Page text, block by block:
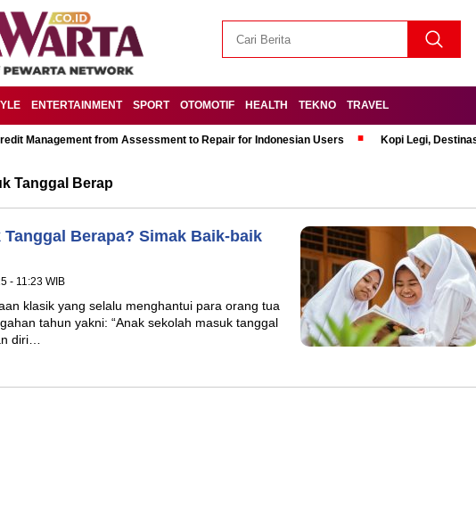
ENTERTAINMENT SPORT OTOMOTIF HEALTH TEKNO TRAVEL
Management from Assessment to Repair for Indonesian Users Kopi Legi,
Tanggal Berap
Berapa? Simak Baik-baik
- 11:23 WIB
klasik yang selalu menghantui para orang tua
tahun yakni: “Anak sekolah masuk tanggal
diri…